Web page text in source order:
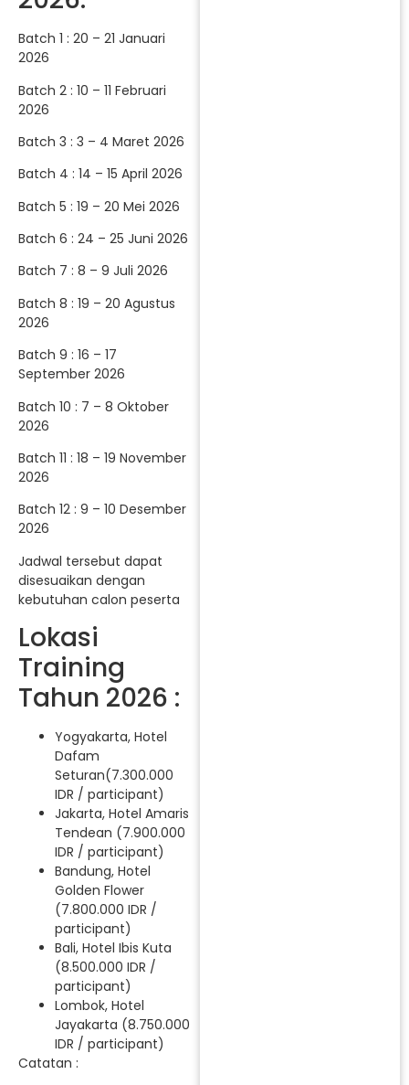
Batch 1 : 20 – 21 Januari
2026
Batch 2 : 10 – 11 Februari
2026
Batch 3 : 3 – 4 Maret 2026
Batch 4 : 14 – 15 April 2026
Batch 5 : 19 – 20 Mei 2026
Batch 6 : 24 – 25 Juni 2026
Batch 7 : 8 – 9 Juli 2026
Batch 8 : 19 – 20 Agustus
2026
Batch 9 : 16 – 17
September 2026
Batch 10 : 7 – 8 Oktober
2026
Batch 11 : 18 – 19 November
2026
Batch 12 : 9 – 10 Desember
2026
Jadwal tersebut dapat
disesuaikan dengan
kebutuhan calon peserta
Lokasi
Training
Tahun 2026 :
Yogyakarta, Hotel
Dafam
Seturan(7.300.000
IDR / participant)
Jakarta, Hotel Amaris
Tendean (7.900.000
IDR / participant)
Bandung, Hotel
Golden Flower
(7.800.000 IDR /
participant)
Bali, Hotel Ibis Kuta
(8.500.000 IDR /
participant)
Lombok, Hotel
Jayakarta (8.750.000
IDR / participant)
Catatan :